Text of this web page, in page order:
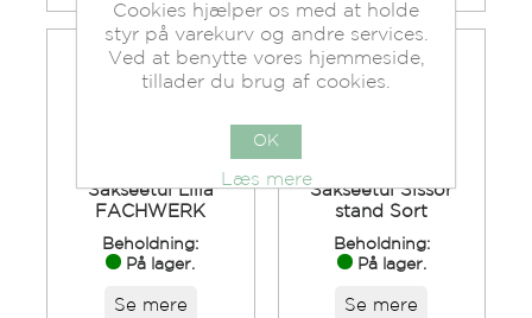
Sakseetui Lilla
FACHWERK
Beholdning:
På lager.
Se mere
Sakseetui Sissor
stand Sort
Beholdning:
På lager.
Se mere
Cookies hjælper os med at holde
styr på varekurv og andre services.
Ved at benytte vores hjemmeside,
tillader du brug af cookies.
OK
Læs mere